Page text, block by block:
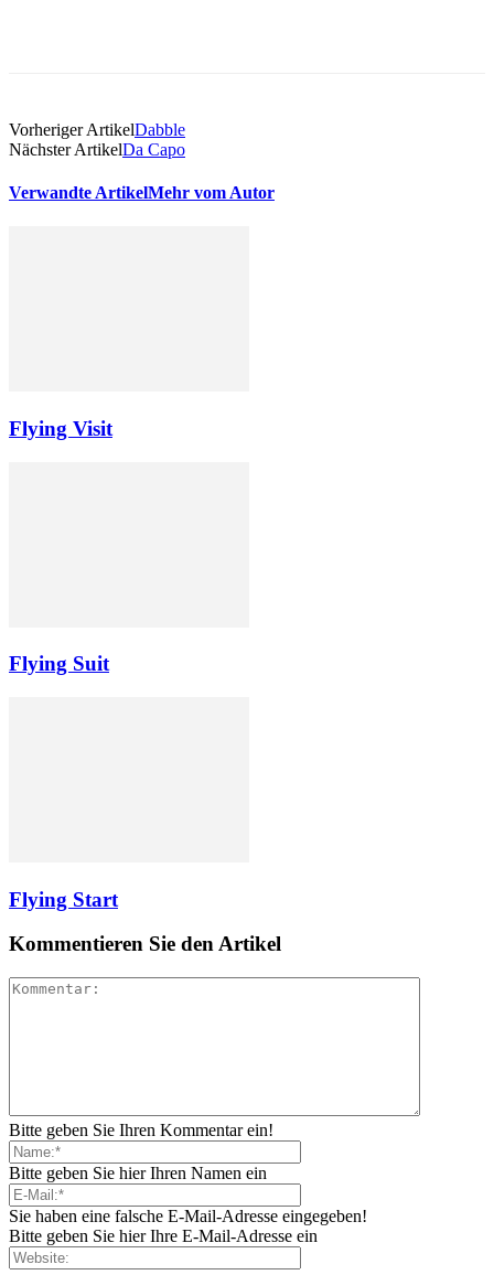
Vorheriger ArtikelDabble
Nächster ArtikelDa Capo
Verwandte ArtikelMehr vom Autor
Flying Visit
Flying Suit
Flying Start
Kommentieren Sie den Artikel
Bitte geben Sie Ihren Kommentar ein!
Bitte geben Sie hier Ihren Namen ein
Sie haben eine falsche E-Mail-Adresse eingegeben!
Bitte geben Sie hier Ihre E-Mail-Adresse ein